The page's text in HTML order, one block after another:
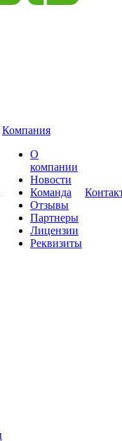
Компания
О
компании
Новости
Команда
Отзывы
Партнеры
Лицензии
Реквизиты